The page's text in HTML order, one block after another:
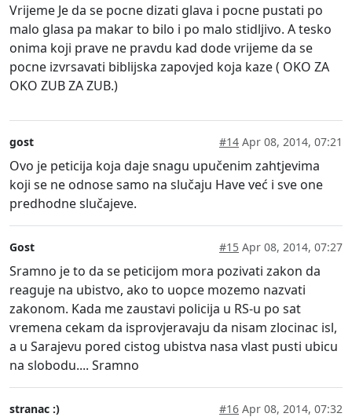
Vrijeme Je da se pocne dizati glava i pocne pustati po
malo glasa pa makar to bilo i po malo stidljivo. A tesko
onima koji prave ne pravdu kad dode vrijeme da se
pocne izvrsavati biblijska zapovjed koja kaze ( OKO ZA
OKO ZUB ZA ZUB.)
gost #14 Apr 08, 2014, 07:21
Ovo je peticija koja daje snagu upučenim zahtjevima
koji se ne odnose samo na slučaju Have već i sve one
predhodne slučajeve.
Gost #15 Apr 08, 2014, 07:27
Sramno je to da se peticijom mora pozivati zakon da
reaguje na ubistvo, ako to uopce mozemo nazvati
zakonom. Kada me zaustavi policija u RS-u po sat
vremena cekam da isprovjeravaju da nisam zlocinac isl,
a u Sarajevu pored cistog ubistva nasa vlast pusti ubicu
na slobodu.... Sramno
stranac :) #16 Apr 08, 2014, 07:32